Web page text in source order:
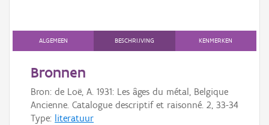
Downloads
Hergebruik
Aanmelden
ALGEMEEN BESCHRIJVING KENMERKEN
Bronnen
Bron: de Loë, A. 1931: Les âges du métal, Belgique
Ancienne. Catalogue descriptif et raisonné. 2, 33-34
Type: literatuur